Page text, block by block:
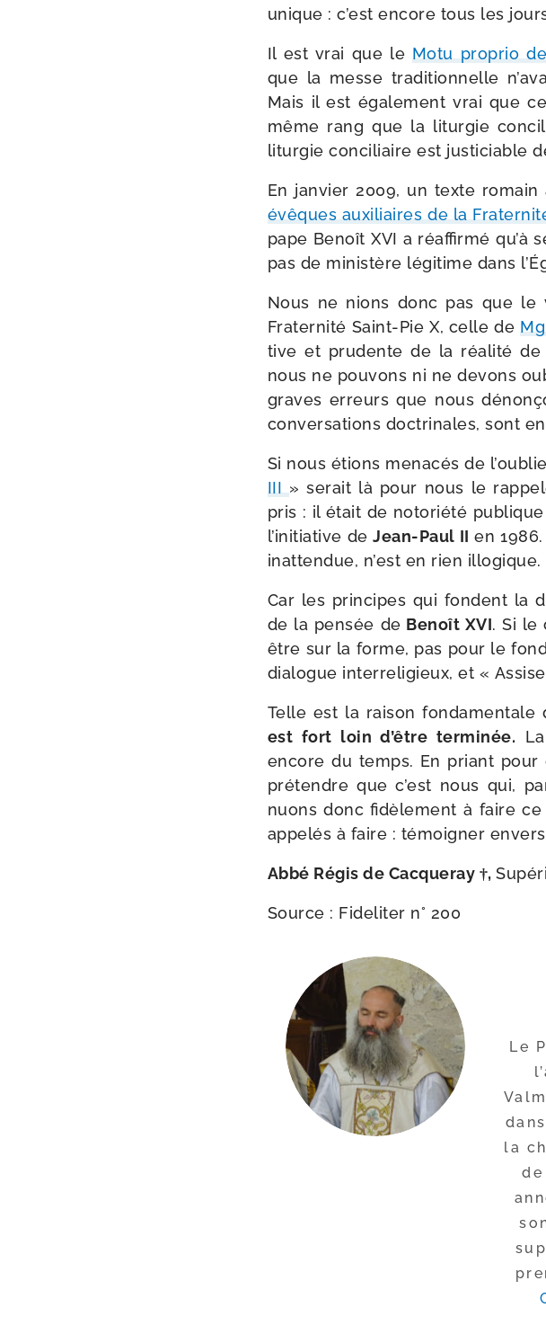
unique : c’est encore tous les
Il est vrai que le Motu pro­prio
que la messe tra­di­tion­nelle
Mais il est éga­le­ment vrai que
même rang que la litur­gie
litur­gie conci­liaire est jus­ti­ciable
En jan­vier 2009, un texte
évêques auxi­liaires de la
pape Benoît XVI a réaf­fir­mé qu’à
pas de minis­tère légi­time dans
Nous ne nions donc pas que le
Fraternité Saint-​Pie X, celle de
tive et pru­dente de la réa­li­té
nous ne pou­vons ni ne devons
graves erreurs que nous
conver­sa­tions doc­tri­nales, sont
Si nous étions mena­cés de
III » serait là pour nous le
pris : il était de noto­rié­té
l’initiative deJean-​Paul II en
inat­ten­due, n’est en rien illogique.
Car les prin­cipes qui fondent la
de la pen­sée de Benoît XVI. Si le
être sur la forme, pas pour le
dia­logue inter­re­li­gieux, et «
Telle est la rai­son
est fort loin d’être ter­mi­née.
encore du temps. En priant pour
pré­tendre que c’est nous qui,
nuons donc fidè­le­ment à faire
appe­lés à faire : témoi­gner
Abbé Régis de Cacqueray †,
Source : Fideliter n° 200
Le
la